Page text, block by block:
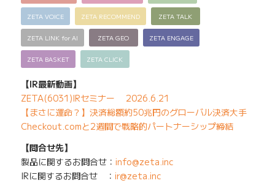
ZETA VOICE ZETA RECOMMEND ZETA TALK
ZETA LINK for AI ZETA GEO ZETA ENGAGE
ZETA BASKET ZETA CLICK
【IR最新動画】
ZETA(6031)IRセミナー 2026.6.21
【まさに運命？】決済総額約50兆円のグローバル決済大手
Checkout.comと2週間で戦略的パートナーシップ締結
【問合せ先】
製品に関するお問合せ： info@zeta.inc
IRに関するお問合せ ： ir@zeta.inc